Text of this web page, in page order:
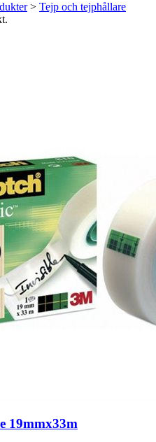
> Tejp och tejphållare
19mmx33m